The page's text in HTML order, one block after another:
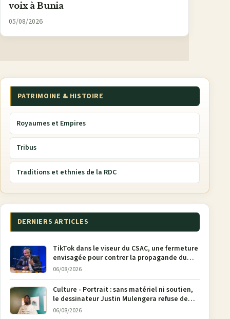
voix à Bunia
05/08/2026
PATRIMOINE & HISTOIRE
Royaumes et Empires
Tribus
Traditions et ethnies de la RDC
DERNIERS ARTICLES
TikTok dans le viseur du CSAC, une fermeture
envisagée pour contrer la propagande du
M23
06/08/2026
Culture - Portrait : sans matériel ni soutien,
le dessinateur Justin Mulengera refuse de
poser son crayon
06/08/2026